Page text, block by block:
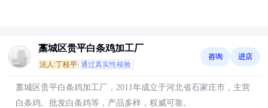
藁城区贵平白条鸡加工厂
法人:丁桂平 通过真实性核验
咨询 进店
藁城区贵平白条鸡加工厂，2011年成立于河北省石家庄市，主营
白条鸡、批发白条鸡等，产品多样，权威可靠。